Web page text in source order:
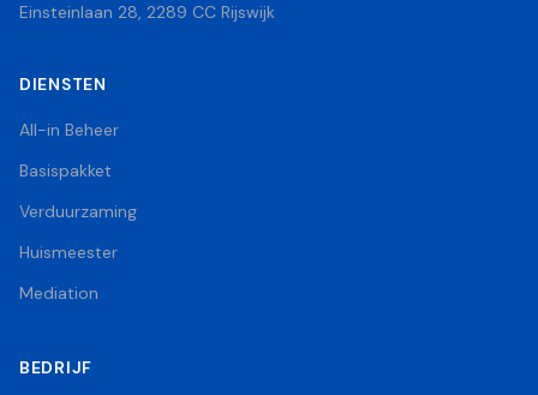
Einsteinlaan 28, 2289 CC Rijswijk
DIENSTEN
All-in Beheer
Basispakket
Verduurzaming
Huismeester
Mediation
BEDRIJF